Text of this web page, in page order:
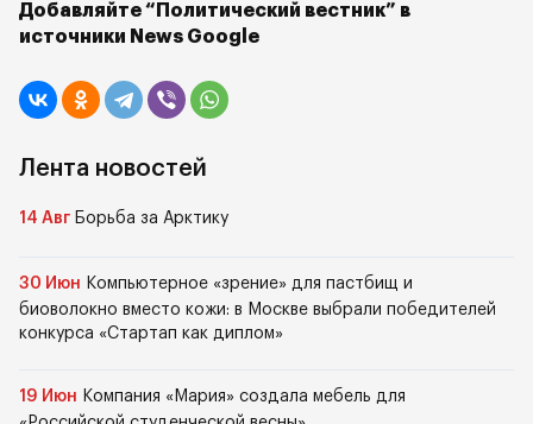
Добавляйте “Политический вестник” в
источники News Google
Лента новостей
14 Авг Борьба за Арктику
30 Июн Компьютерное «зрение» для пастбищ и
биоволокно вместо кожи: в Москве выбрали победителей
конкурса «Стартап как диплом»
19 Июн Компания «Мария» создала мебель для